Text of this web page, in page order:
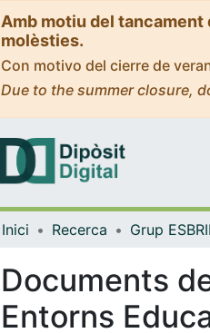
Amb motiu del
molèsties.
Con motivo del cierre de
Due to the summer closure,
Inici Recerca
Documents
Entorns